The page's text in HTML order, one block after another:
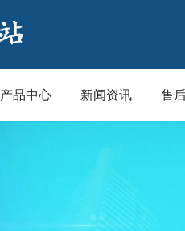
产品中心 新闻资讯 售